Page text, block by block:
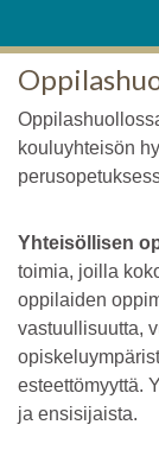
kouluyhteisön
Yhteisöllisen
toimia, joilla
oppilaiden
vastuullisuutta,
esteettömyyttä.
ja ensisijaista.